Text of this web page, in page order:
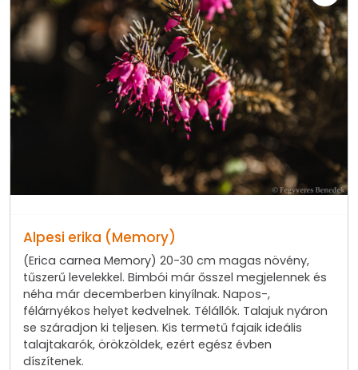
Alpesi erika (Memory)
(Erica carnea Memory) 20-30 cm magas növény,
tűszerű levelekkel. Bimbói már ősszel megjelennek és
néha már decemberben kinyílnak. Napos-,
félárnyékos helyet kedvelnek. Télállók. Talajuk nyáron
se száradjon ki teljesen. Kis termetű fajaik ideális
talajtakarók, örökzöldek, ezért egész évben
díszítenek.